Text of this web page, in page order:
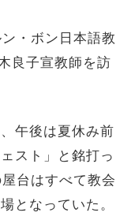
・ボン日本語教
良子宣教師を訪
午後は夏休み前
スト」と銘打っ
台はすべて教会
となっていた。